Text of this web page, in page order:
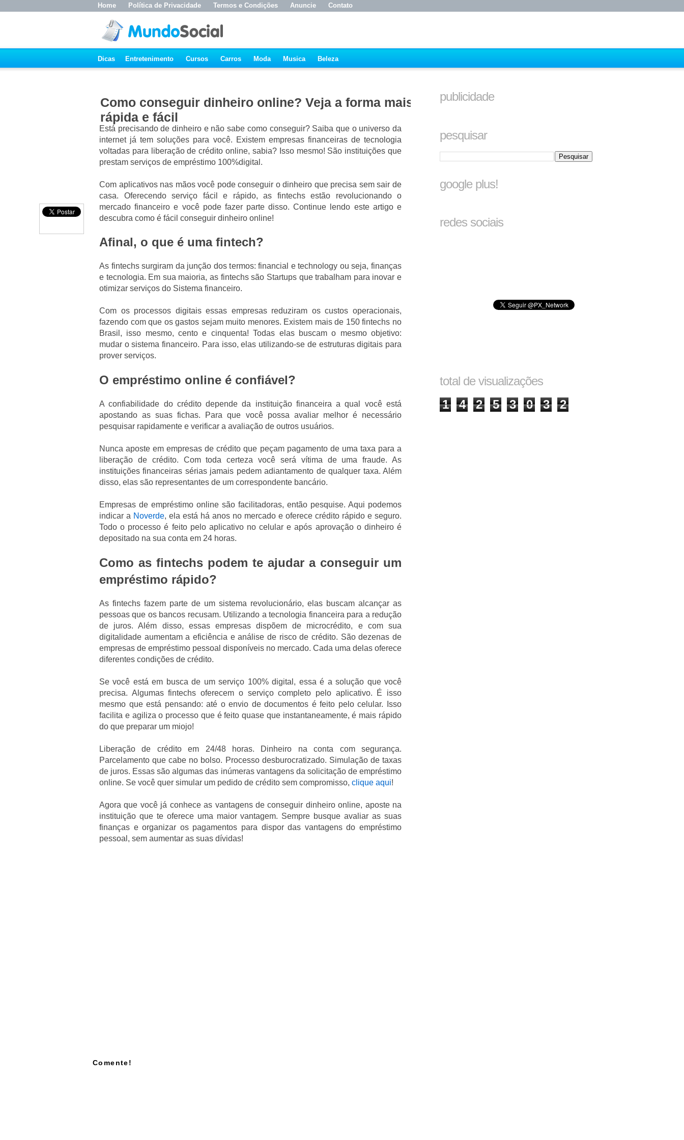
Home Política de Privacidade Termos e Condições Anuncie Contato
Dicas Entretenimento Cursos Carros Moda Musica Beleza
Como conseguir dinheiro online? Veja a forma mais
rápida e fácil
Está precisando de dinheiro e não sabe como conseguir? Saiba que o universo da
internet já tem soluções para você. Existem empresas financeiras de tecnologia
voltadas para liberação de crédito online, sabia? Isso mesmo! São instituições que
prestam serviços de empréstimo 100%digital.
Com aplicativos nas mãos você pode conseguir o dinheiro que precisa sem sair de
casa. Oferecendo serviço fácil e rápido, as fintechs estão revolucionando o
mercado financeiro e você pode fazer parte disso. Continue lendo este artigo e
descubra como é fácil conseguir dinheiro online!
Afinal, o que é uma fintech?
As fintechs surgiram da junção dos termos: financial e technology ou seja, finanças
e tecnologia. Em sua maioria, as fintechs são Startups que trabalham para inovar e
otimizar serviços do Sistema financeiro.
Com os processos digitais essas empresas reduziram os custos operacionais,
fazendo com que os gastos sejam muito menores. Existem mais de 150 fintechs no
Brasil, isso mesmo, cento e cinquenta! Todas elas buscam o mesmo objetivo:
mudar o sistema financeiro. Para isso, elas utilizando-se de estruturas digitais para
prover serviços.
O empréstimo online é confiável?
A confiabilidade do crédito depende da instituição financeira a qual você está
apostando as suas fichas. Para que você possa avaliar melhor é necessário
pesquisar rapidamente e verificar a avaliação de outros usuários.
Nunca aposte em empresas de crédito que peçam pagamento de uma taxa para a
liberação de crédito. Com toda certeza você será vítima de uma fraude. As
instituições financeiras sérias jamais pedem adiantamento de qualquer taxa. Além
disso, elas são representantes de um correspondente bancário.
Empresas de empréstimo online são facilitadoras, então pesquise. Aqui podemos
indicar a Noverde, ela está há anos no mercado e oferece crédito rápido e seguro.
Todo o processo é feito pelo aplicativo no celular e após aprovação o dinheiro é
depositado na sua conta em 24 horas.
Como as fintechs podem te ajudar a conseguir um
empréstimo rápido?
As fintechs fazem parte de um sistema revolucionário, elas buscam alcançar as
pessoas que os bancos recusam. Utilizando a tecnologia financeira para a redução
de juros. Além disso, essas empresas dispõem de microcrédito, e com sua
digitalidade aumentam a eficiência e análise de risco de crédito. São dezenas de
empresas de empréstimo pessoal disponíveis no mercado. Cada uma delas oferece
diferentes condições de crédito.
Se você está em busca de um serviço 100% digital, essa é a solução que você
precisa. Algumas fintechs oferecem o serviço completo pelo aplicativo. É isso
mesmo que está pensando: até o envio de documentos é feito pelo celular. Isso
facilita e agiliza o processo que é feito quase que instantaneamente, é mais rápido
do que preparar um miojo!
Liberação de crédito em 24/48 horas. Dinheiro na conta com segurança.
Parcelamento que cabe no bolso. Processo desburocratizado. Simulação de taxas
de juros. Essas são algumas das inúmeras vantagens da solicitação de empréstimo
online. Se você quer simular um pedido de crédito sem compromisso, clique aqui!
Agora que você já conhece as vantagens de conseguir dinheiro online, aposte na
instituição que te oferece uma maior vantagem. Sempre busque avaliar as suas
finanças e organizar os pagamentos para dispor das vantagens do empréstimo
pessoal, sem aumentar as suas dívidas!
Comente!
publicidade
pesquisar
google plus!
redes sociais
total de visualizações
1
4 2 5 3 0 3 2